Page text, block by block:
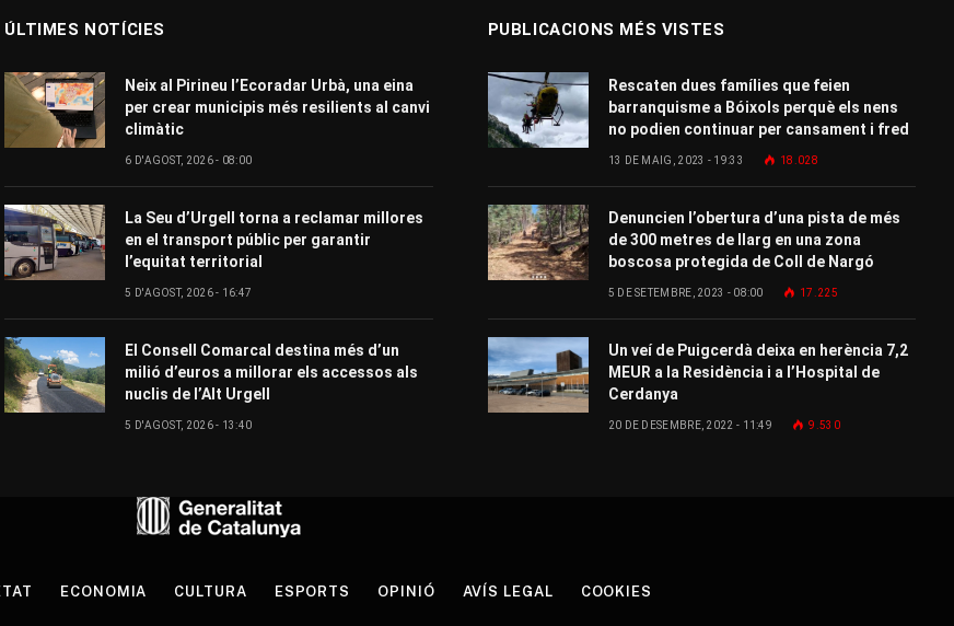
ÚLTIMES NOTÍCIES
Neix al Pirineu l’Ecoradar Urbà, una eina
per crear municipis més resilients al canvi
climàtic
6 D'AGOST, 2026 - 08:00
La Seu d’Urgell torna a reclamar millores
en el transport públic per garantir
l’equitat territorial
5 D'AGOST, 2026 - 16:47
El Consell Comarcal destina més d’un
milió d’euros a millorar els accessos als
nuclis de l’Alt Urgell
5 D'AGOST, 2026 - 13:40
PUBLICACIONS MÉS VISTES
Rescaten dues famílies que feien
barranquisme a Bóixols perquè els nens
no podien continuar per cansament i fred
13 DE MAIG, 2023 - 19:33 18.028
Denuncien l’obertura d’una pista de més
de 300 metres de llarg en una zona
boscosa protegida de Coll de Nargó
5 DE SETEMBRE, 2023 - 08:00 17.225
Un veí de Puigcerdà deixa en herència 7,2
MEUR a la Residència i a l’Hospital de
Cerdanya
20 DE DESEMBRE, 2022 - 11:49 9.530
ECONOMIA CULTURA ESPORTS OPINIÓ AVÍS LEGAL COOKIES